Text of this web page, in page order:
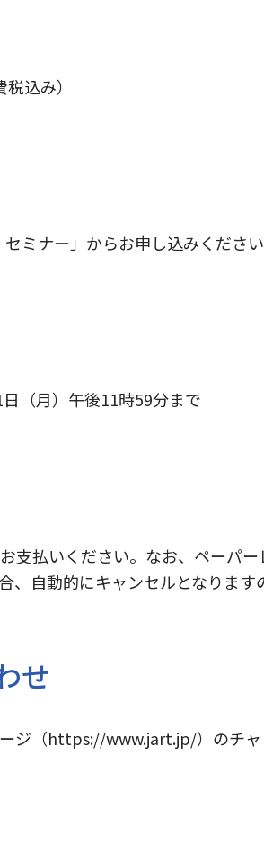
込み）
ミナー」からお申し込みください
（月）午後11時59分まで
支払いください。なお、ペーパ
自動的にキャンセルとなります
せ
ジ（https://www.jart.jp/）のチャ